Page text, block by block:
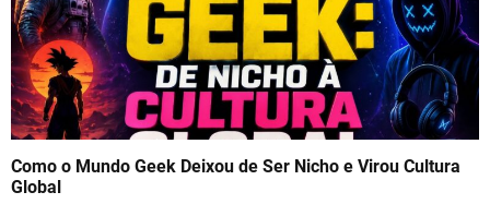
Como o Mundo Geek Deixou de Ser Nicho e Virou Cultura
Global